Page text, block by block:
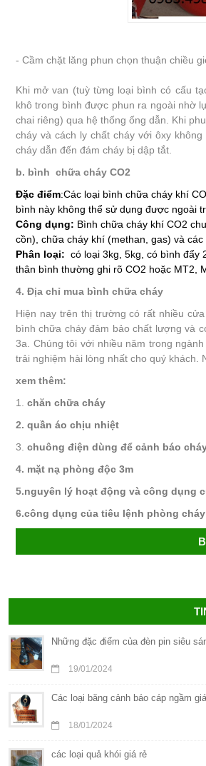
- Cầm chặt lăng phun chọn thuận chiều
Khi mở van (tuỳ từng loại bình có cấu
khô trong bình được phun ra ngoài nhờ
chai riêng) qua hệ thống ống dẫn. Khi
cháy và cách ly chất cháy với ôxy
cháy dẫn đến đám cháy bị dập tắt.
b. bình chữa cháy CO2
Đặc điểm:Các loại bình chữa cháy khí
bình này không thể sử dụng được ngoài
Công dụng: Bình chữa cháy khí CO2
cồn), chữa cháy khí (methan, gas) và
Phân loại: có loại 3kg, 5kg, có bình đẩy
thân bình thường ghi rõ CO2 hoặc MT2,
4. Địa chỉ mua bình chữa cháy
Hiện nay trên thị trường có rất nhiều
bình chữa cháy đảm bảo chất lượng và
3a. Chúng tôi với nhiều năm trong
trải nghiệm hài lòng nhất cho quý
xem thêm:
1. chăn chữa cháy
2. quần áo chịu nhiệt
3. chuông điện dùng để cảnh báo
4. mặt nạ phòng độc 3m
5.nguyên lý hoạt động và công dụng
6.công dụng của tiêu lệnh phòng
Những đặc điểm của đèn pin siêu
19/01/2024
Các loại băng cảnh báo cáp ngầm
18/01/2024
các loại quả khói giá rẻ